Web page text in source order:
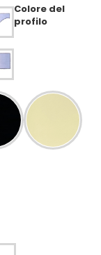
Colore del
profilo